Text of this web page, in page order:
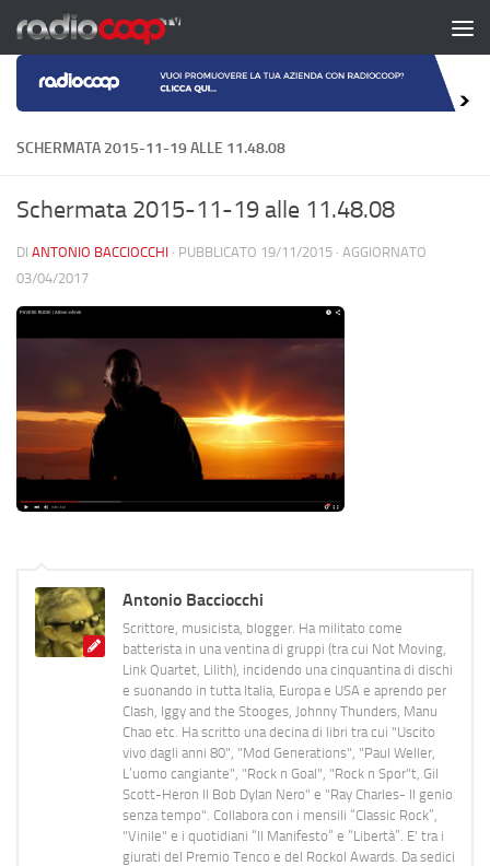
Salta al contenuto
SCHERMATA 2015-11-19 ALLE 11.48.08
Schermata 2015-11-19 alle 11.48.08
DI ANTONIO BACCIOCCHI · PUBBLICATO 19/11/2015 · AGGIORNATO
03/04/2017
Antonio Bacciocchi
Scrittore, musicista, blogger. Ha militato come
batterista in una ventina di gruppi (tra cui Not Moving,
Link Quartet, Lilith), incidendo una cinquantina di dischi
e suonando in tutta Italia, Europa e USA e aprendo per
Clash, Iggy and the Stooges, Johnny Thunders, Manu
Chao etc. Ha scritto una decina di libri tra cui "Uscito
vivo dagli anni 80", "Mod Generations", "Paul Weller,
L’uomo cangiante", "Rock n Goal", "Rock n Spor"t, Gil
Scott-Heron Il Bob Dylan Nero" e "Ray Charles- Il genio
senza tempo". Collabora con i mensili “Classic Rock”,
"Vinile" e i quotidiani “Il Manifesto” e “Libertà”. E' tra i
giurati del Premio Tenco e del Rockol Awards. Da sedici